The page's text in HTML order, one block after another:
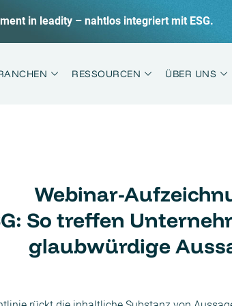
im Sprint statt Marathon + die häufigsten
RESSOURCEN ÜBER UNS
Webinar-
So treffen
glaubwürdige